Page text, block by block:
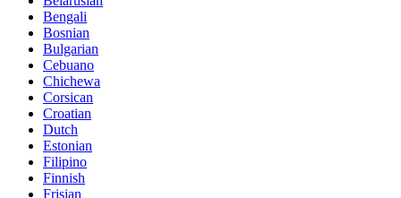
Bengali
Bosnian
Bulgarian
Cebuano
Chichewa
Corsican
Croatian
Dutch
Estonian
Filipino
Finnish
Frisian